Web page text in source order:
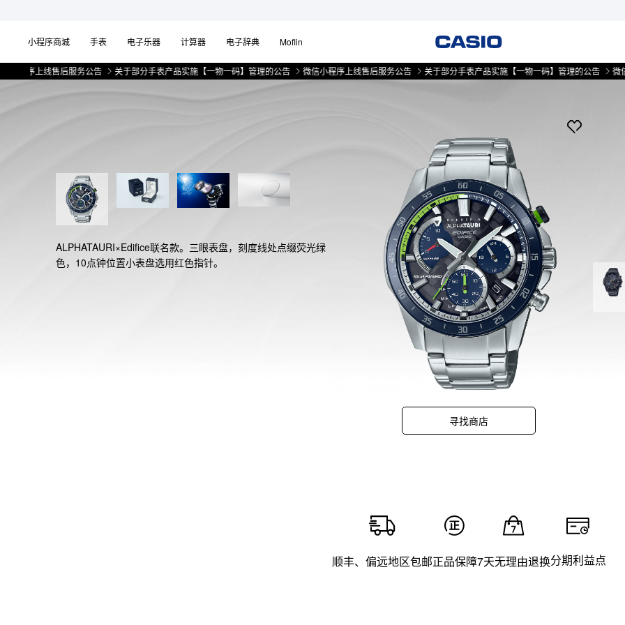
小程序商城 手表 电子乐器 计算器 电子辞典 Moflin
线售后服务公告 关于部分手表产品实施【一物一码】管理的公告 微信小程序上线售后服务公告 关于部分手表产品实施【一物一码】管理的公告 微信小程序
ALPHATAURI×Edifice联名款。三眼表盘，刻度线处点缀荧光绿
色，10点钟位置小表盘选用红色指针。
寻找商店
顺丰、偏远地区包邮正品保障7天无理由退换分期利益点